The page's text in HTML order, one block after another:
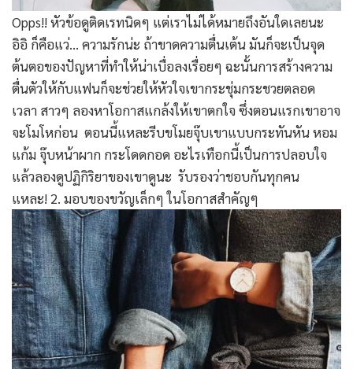
Opps!! หัวข้อดูติดเรทนิดๆ แต่เราไม่ได้หมายถึงอันใดเลยนะ
อิอิ ก็คือแว่… ความรักน่ะ ถ้าขาดความตื่นเต้น มันก็จะเป็นจุด
ต้นตอของปัญหาที่ทำให้น่าเบื่อลงเรื่อยๆ ฉะนั้นการสร้างความ
ตื่นตัวให้กับแฟนก็จะช่วยให้หัวใจเขากระชุ่มกระชวยตลอด
เวลา สาวๆ ลองหาโอกาสแกล้งให้เขาตกใจ ซึ่งตอนแรกเขาอาจ
จะโมโหก่อน ตอนนี้แหละรีบขโมยจุ๊บเขาแบบกระทันหัน หอม
แก้ม จุ๊บหน้าผาก กระโดดกอด อะไรเทือกนี้เป็นการปลอบใจ
แล้วลองดูปฏิกิริยาของเขาดูนะ รับรองว่าชอบกันทุกคน
แหละ! 2. มอบของขวัญเล็กๆ ในโอกาสสำคัญๆ